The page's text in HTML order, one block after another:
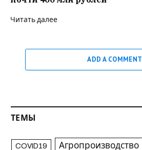
Читать далее
ADD A COMMENT
ТЕМЫ
COVID19 Агропроизводство